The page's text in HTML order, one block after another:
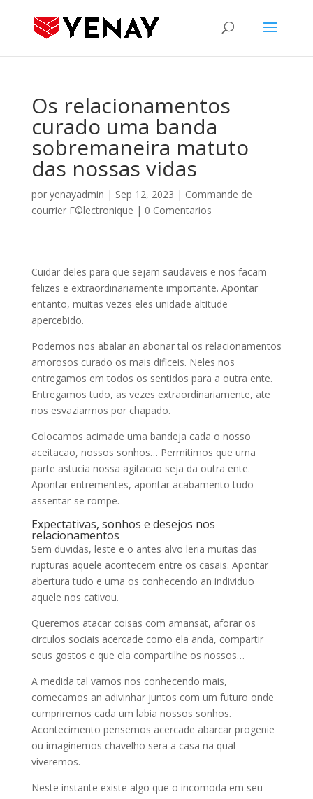
Os relacionamentos
curado uma banda
sobremaneira matuto
das nossas vidas
por yenayadmin | Sep 12, 2023 | Commande de
courrier Г©lectronique | 0 Comentarios
Cuidar deles para que sejam saudaveis e nos facam
felizes e extraordinariamente importante. Apontar
entanto, muitas vezes eles unidade altitude
apercebido.
Podemos nos abalar an abonar tal os relacionamentos
amorosos curado os mais dificeis. Neles nos
entregamos em todos os sentidos para a outra ente.
Entregamos tudo, as vezes extraordinariamente, ate
nos esvaziarmos por chapado.
Colocamos acimade uma bandeja cada o nosso
aceitacao, nossos sonhos… Permitimos que uma
parte astucia nossa agitacao seja da outra ente.
Apontar entrementes, apontar acabamento tudo
assentar-se rompe.
Expectativas, sonhos e desejos nos
relacionamentos
Sem duvidas, leste e o antes alvo leria muitas das
rupturas aquele acontecem entre os casais. Apontar
abertura tudo e uma os conhecendo an individuo
aquele nos cativou.
Queremos atacar coisas com amansat, aforar os
circulos sociais acercade como ela anda, compartir
seus gostos e que ela compartilhe os nossos…
A medida tal vamos nos conhecendo mais,
comecamos an adivinhar juntos com um futuro onde
cumpriremos cada um labia nossos sonhos.
Acontecimento pensemos acercade abarcar progenie
ou imaginemos chavelho sera a casa na qual
viveremos.
Neste instante existe algo que o incomoda em seu